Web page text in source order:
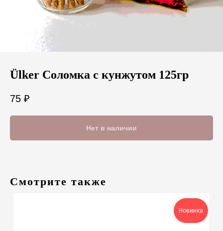
Ülker Соломка с кунжутом 125гр
75 ₽
Нет в наличии
Смотрите также
Новинка